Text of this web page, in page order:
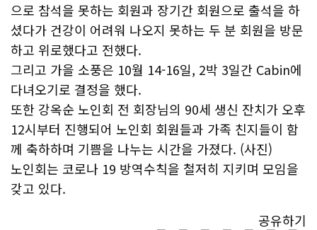
으로 참석을 못하는 회원과 장기간 회원으로 출석을 하
셨다가 건강이 어려워 나오지 못하는 두 분 회원을 방문
하고 위로했다고 전했다.
그리고 가을 소풍은 10월 14-16일, 2박 3일간 Cabin에
다녀오기로 결정을 했다.
또한 강옥순 노인회 전 회장님의 90세 생신 잔치가 오후
12시부터 진행되어 노인회 회원들과 가족 친지들이 함
께 축하하며 기쁨을 나누는 시간을 가졌다. (사진)
노인회는 코로나 19 방역수칙을 철저히 지키며 모임을
갖고 있다.
공유하기